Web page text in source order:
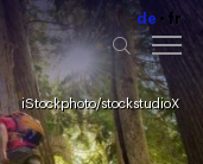
de fr
iStockphoto/stockstudioX